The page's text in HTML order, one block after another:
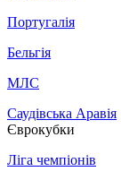
Португалія
Бельгія
МЛС
Саудівська Аравія
Єврокубки
Ліга чемпіонів